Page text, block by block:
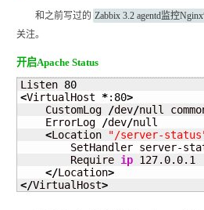
和之前写过的 Zabbix 3.2 agentd监控
关注。
开启Apache Status
Listen 80
<VirtualHost *: 80>
    CustomLog
/dev/null
    ErrorLog
/dev/null
<Location "/server-
SetHandler server-
        Require
ip 127.0.0.1
</Location>
</VirtualHost>